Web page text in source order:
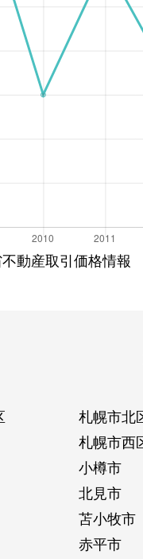
動産取引価格情報
札幌市北
札幌市西
小樽市
北見市
苫小牧市
赤平市